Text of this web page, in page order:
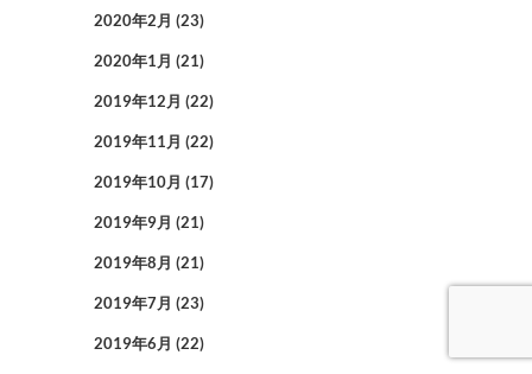
2020年2月 (23)
2020年1月 (21)
2019年12月 (22)
2019年11月 (22)
2019年10月 (17)
2019年9月 (21)
2019年8月 (21)
2019年7月 (23)
2019年6月 (22)